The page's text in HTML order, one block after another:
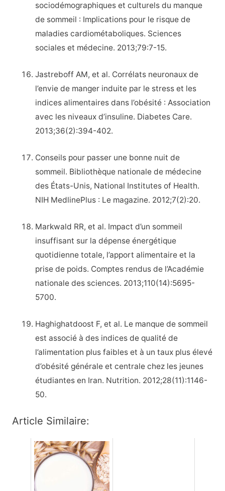
sociodémographiques et culturels du manque
de sommeil : Implications pour le risque de
maladies cardiométaboliques. Sciences
sociales et médecine. 2013;79:7-15.
Jastreboff AM, et al. Corrélats neuronaux de
l’envie de manger induite par le stress et les
indices alimentaires dans l’obésité : Association
avec les niveaux d’insuline. Diabetes Care.
2013;36(2):394-402.
Conseils pour passer une bonne nuit de
sommeil. Bibliothèque nationale de médecine
des États-Unis, National Institutes of Health.
NIH MedlinePlus : Le magazine. 2012;7(2):20.
Markwald RR, et al. Impact d’un sommeil
insuffisant sur la dépense énergétique
quotidienne totale, l’apport alimentaire et la
prise de poids. Comptes rendus de l’Académie
nationale des sciences. 2013;110(14):5695-
5700.
Haghighatdoost F, et al. Le manque de sommeil
est associé à des indices de qualité de
l’alimentation plus faibles et à un taux plus élevé
d’obésité générale et centrale chez les jeunes
étudiantes en Iran. Nutrition. 2012;28(11):1146-
50.
Article Similaire: